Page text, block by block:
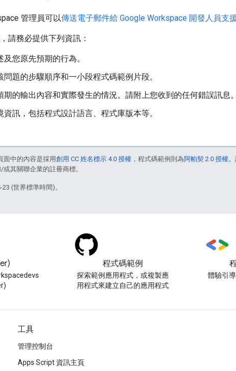
管理員可以傳送電子郵件給 Google Workspace 開發人員支
請務必提供下列資訊：
及您原先預期的行為。
問題的步驟順序和一小段程式碼範例片段。
期的輸出內容和實際發生的情況。請附上您收到的任何錯誤訊息。
資訊，包括程式設計語言、程式庫版本等。
面中的內容是採用創用 CC 姓名標示 4.0 授權 ，程式碼範例則為阿帕契 2.0 授權
或其關聯企業的註冊商標。
(世界標準時間)。
程式碼範例
探索範例應用程式，或複製應
用程式來建立自己的應用程式
體驗引
工具
管理控制台
Apps Script 資訊主頁